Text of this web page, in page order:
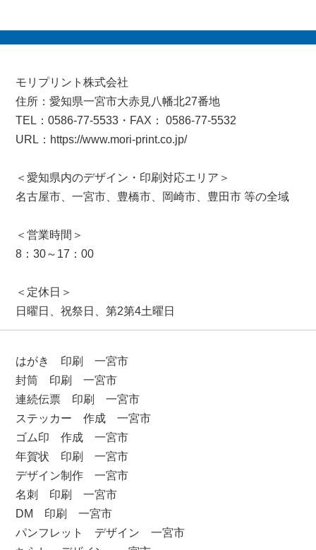
はがき 印刷 一宮市
封筒 印刷 一宮市
連続伝票 印刷 一宮市
ステッカー 作成 一宮市
ゴム印 作成 一宮市
年賀状 印刷 一宮市
デザイン制作 一宮市
名刺 印刷 一宮市
DM 印刷 一宮市
パンフレット デザイン 一宮市
モリプリント株式会社
住所：愛知県一宮市大赤見八幡北27番地
TEL：0586-77-5533・FAX： 0586-77-5532
URL：https://www.mori-print.co.jp/
＜愛知県内のデザイン・印刷対応エリア＞
名古屋市、一宮市、豊橋市、岡崎市、豊田市 等の全域
＜営業時間＞
8：30～17：00
＜定休日＞
日曜日、祝祭日、第2第4土曜日